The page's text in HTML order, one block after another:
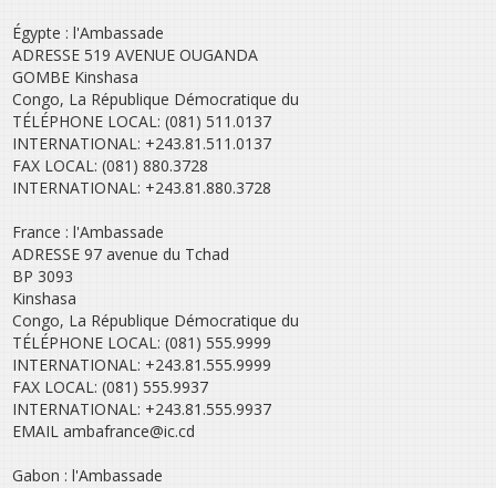
Égypte : l'Ambassade
ADRESSE 519 AVENUE OUGANDA
GOMBE Kinshasa
Congo, La République Démocratique du
TÉLÉPHONE LOCAL: (081) 511.0137
INTERNATIONAL: +243.81.511.0137
FAX LOCAL: (081) 880.3728
INTERNATIONAL: +243.81.880.3728
France : l'Ambassade
ADRESSE 97 avenue du Tchad
BP 3093
Kinshasa
Congo, La République Démocratique du
TÉLÉPHONE LOCAL: (081) 555.9999
INTERNATIONAL: +243.81.555.9999
FAX LOCAL: (081) 555.9937
INTERNATIONAL: +243.81.555.9937
EMAIL ambafrance@ic.cd
Gabon : l'Ambassade